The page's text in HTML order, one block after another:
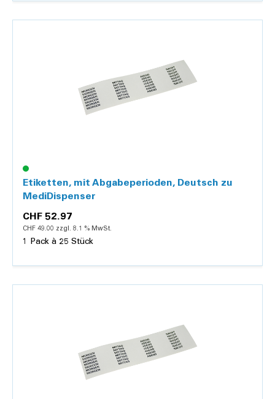
Etiketten, mit Abgabeperioden, Deutsch zu
MediDispenser
CHF 52.97
CHF 49.00 zzgl. 8.1 % MwSt.
1 Pack à 25 Stück